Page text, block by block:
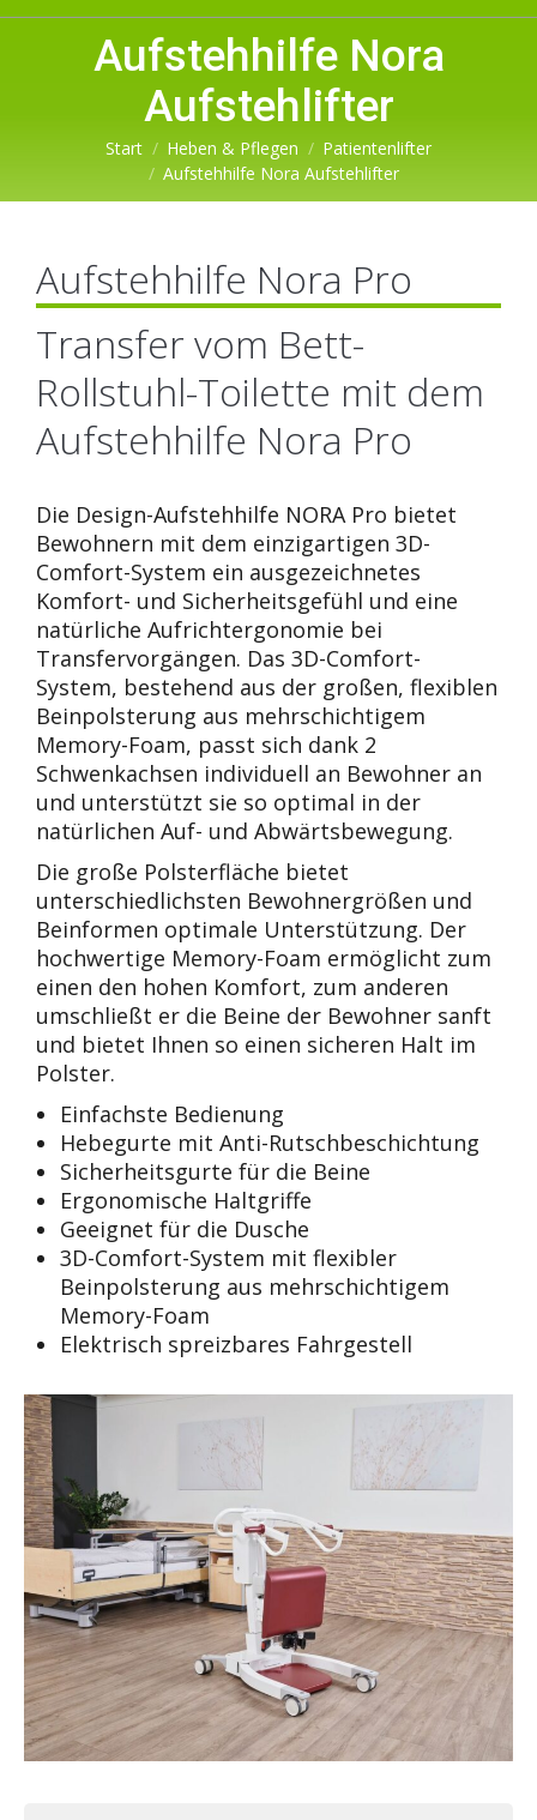
Aufstehhilfe Nora
Aufstehlifter
Sie befinden sich hier:
Start Heben & Pflegen
Patientenlifter
Aufstehhilfe Nora Aufstehlifter
Aufstehhilfe Nora Pro
Transfer vom Bett-
Rollstuhl-Toilette mit dem
Aufstehhilfe Nora Pro
Die Design-Aufstehhilfe NORA Pro bietet
Bewohnern mit dem einzigartigen 3D-
Comfort-System ein ausgezeichnetes
Komfort- und Sicherheitsgefühl und eine
natürliche Aufrichtergonomie bei
Transfervorgängen. Das 3D-Comfort-
System, bestehend aus der großen, flexiblen
Beinpolsterung aus mehrschichtigem
Memory-Foam, passt sich dank 2
Schwenkachsen individuell an Bewohner an
und unterstützt sie so optimal in der
natürlichen Auf- und Abwärtsbewegung.
Die große Polsterfläche bietet
unterschiedlichsten Bewohnergrößen und
Beinformen optimale Unterstützung. Der
hochwertige Memory-Foam ermöglicht zum
einen den hohen Komfort, zum anderen
umschließt er die Beine der Bewohner sanft
und bietet Ihnen so einen sicheren Halt im
Polster.
Einfachste Bedienung
Hebegurte mit Anti-Rutschbeschichtung
Sicherheitsgurte für die Beine
Ergonomische Haltgriffe
Geeignet für die Dusche
3D-Comfort-System mit flexibler
Beinpolsterung aus mehrschichtigem
Memory-Foam
Elektrisch spreizbares Fahrgestell